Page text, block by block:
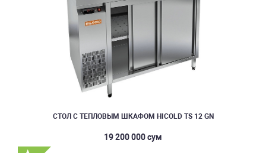
СТОЛ С ТЕПЛОВЫМ ШКАФОМ HICOLD TS 12 GN
19 200 000 сум